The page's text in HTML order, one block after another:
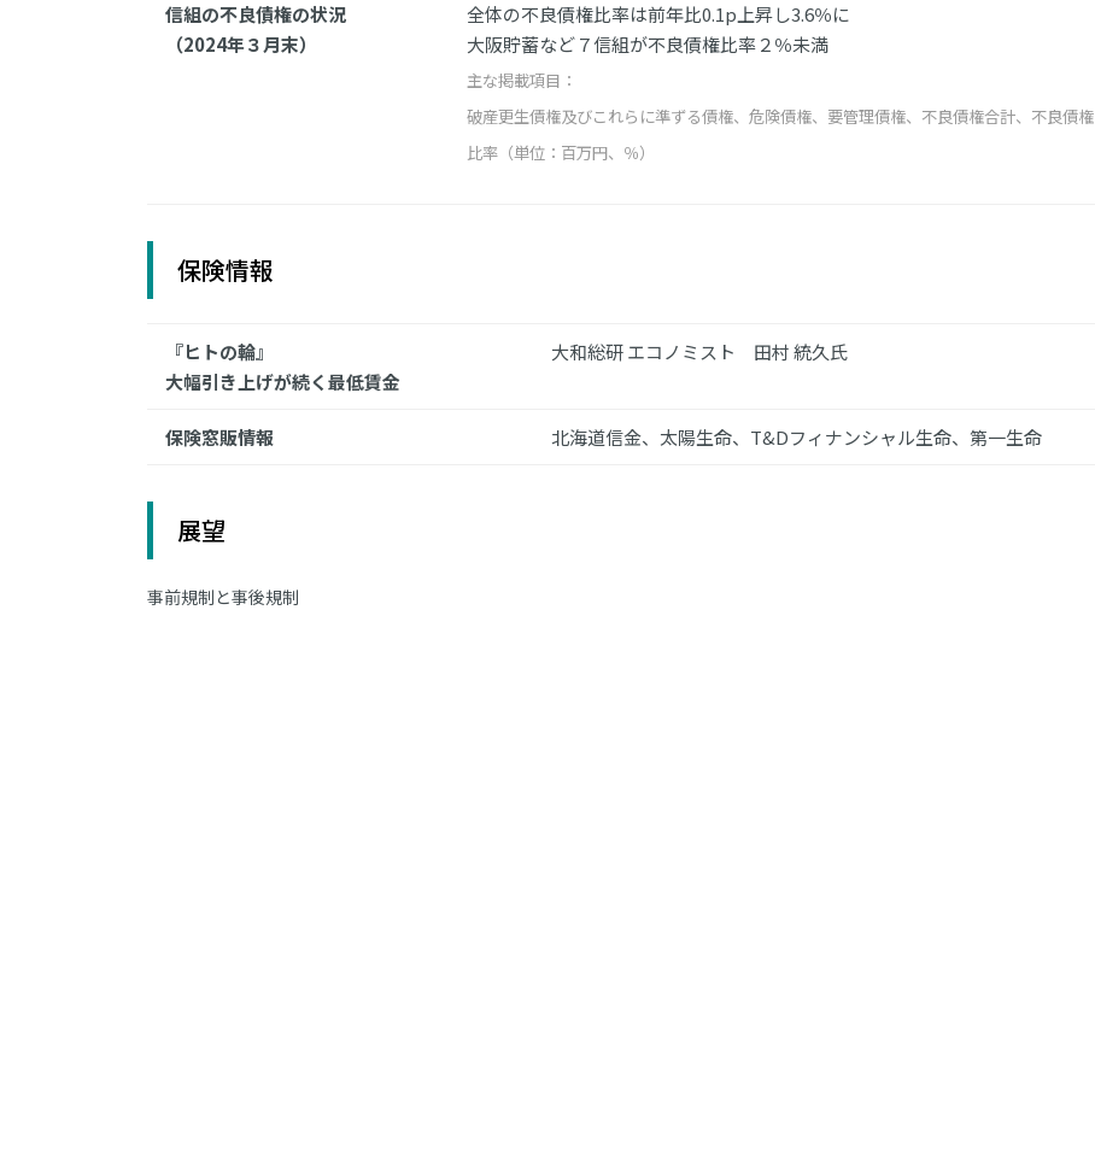
信組の不良債権の状況
（2024年３月末）
全体の不良債権比率は前年比0.1p上昇し3.6％に
大阪貯蓄など７信組が不良債権比率２％未満
主な掲載項目：
破産更生債権及びこれらに準ずる債権、危険債権、要管理債権、不良債権合計、不良債権
比率（単位：百万円、％）
保険情報
『ヒトの輪』
大幅引き上げが続く最低賃金
大和総研 エコノミスト 田村 統久氏
保険窓販情報 北海道信金、太陽生命、T&Dフィナンシャル生命、第一生命
展望
事前規制と事後規制